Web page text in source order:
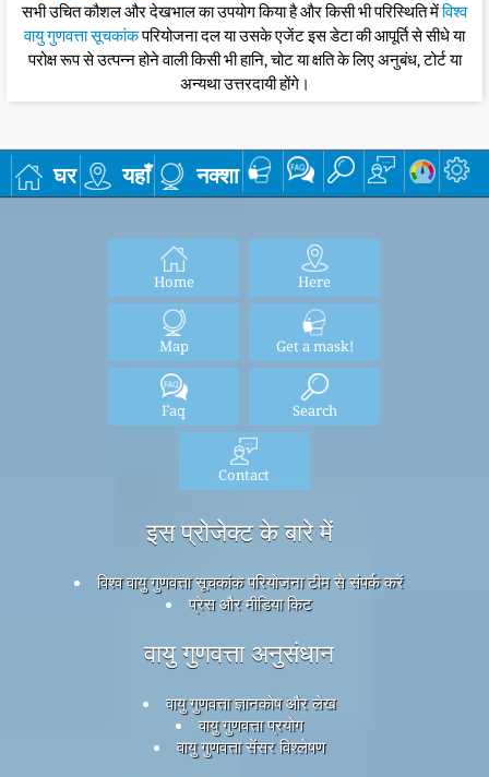
सभी उचित कौशल और देखभाल का उपयोग किया है और किसी भी परिस्थिति मेंविश्व
वायु गुणवत्ता सूचकांकपरियोजना दल या उसके एजेंट इस डेटा की आपूर्ति से सीधे या
परोक्ष रूप से उत्पन्न होने वाली किसी भी हानि, चोट या क्षति के लिए अनुबंध, टोर्ट या
अन्यथा उत्तरदायी होंगे।
घर यहाँ नक्शा
Home Here
Map Get a mask!
Faq Search
Contact
इस प्रोजेक्ट के बारे में
विश्व वायु गुणवत्ता सूचकांक परियोजना टीम से संपर्क करें
प्रेस और मीडिया किट
वायु गुणवत्ता अनुसंधान
वायु गुणवत्ता ज्ञानकोष और लेख
वायु गुणवत्ता प्रयोग
वायु गुणवत्ता सेंसर विश्लेषण